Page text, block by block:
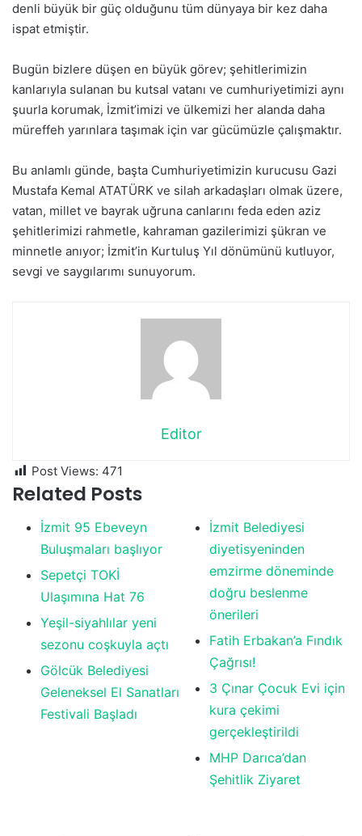
denli büyük bir güç olduğunu tüm dünyaya bir kez daha
ispat etmiştir.
Bugün bizlere düşen en büyük görev; şehitlerimizin
kanlarıyla sulanan bu kutsal vatanı ve cumhuriyetimizi aynı
şuurla korumak, İzmit’imizi ve ülkemizi her alanda daha
müreffeh yarınlara taşımak için var gücümüzle çalışmaktır.
Bu anlamlı günde, başta Cumhuriyetimizin kurucusu Gazi
Mustafa Kemal ATATÜRK ve silah arkadaşları olmak üzere,
vatan, millet ve bayrak uğruna canlarını feda eden aziz
şehitlerimizi rahmetle, kahraman gazilerimizi şükran ve
minnetle anıyor; İzmit’in Kurtuluş Yıl dönümünü kutluyor,
sevgi ve saygılarımı sunuyorum.
Editor
Post Views: 471
Related Posts
İzmit 95 Ebeveyn
Buluşmaları başlıyor
Sepetçi TOKİ
Ulaşımına Hat 76
Yeşil-siyahlılar yeni
sezonu coşkuyla açtı
Gölcük Belediyesi
Geleneksel El Sanatları
Festivali Başladı
İzmit Belediyesi
diyetisyeninden
emzirme döneminde
doğru beslenme
önerileri
Fatih Erbakan’a Fındık
Çağrısı!
3 Çınar Çocuk Evi için
kura çekimi
gerçekleştirildi
MHP Darıca’dan
Şehitlik Ziyaret